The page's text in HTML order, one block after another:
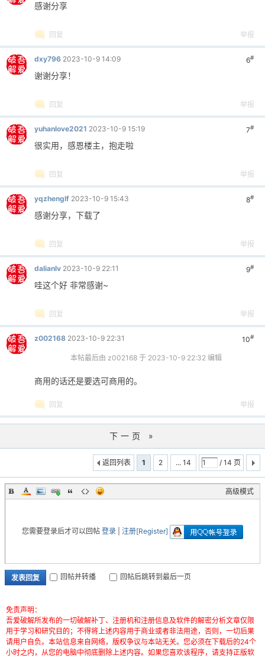
感谢分享
回复 举报
6#
dxy796 2023-10-9 14:09
谢谢分享！
回复 举报
7#
yuhanlove2021 2023-10-9 15:19
很实用，感恩楼主，抱走啦
回复 举报
8#
yqzhenglf 2023-10-9 15:43
感谢分享，下载了
回复 举报
9#
dalianlv 2023-10-9 22:11
哇这个好 非常感谢~
回复 举报
10#
z002168 2023-10-9 22:31
本帖最后由 z002168 于 2023-10-9 22:32 编辑
商用的话还是要选可商用的。
回复 举报
下一页 »
1 2 ... 14 / 14 页
返回列表
高级模式
您需要登录后才可以回帖 登录 注册[Register]
发表回复 回帖并转播 回帖后跳转到最后一页
免责声明：
吾爱破解所发布的一切破解补丁、注册机和注册信息及软件的解密分析文章仅限
用于学习和研究目的；不得将上述内容用于商业或者非法用途，否则，一切后果
请用户自负。本站信息来自网络，版权争议与本站无关。您必须在下载后的24个
小时之内，从您的电脑中彻底删除上述内容。如果您喜欢该程序，请支持正版软